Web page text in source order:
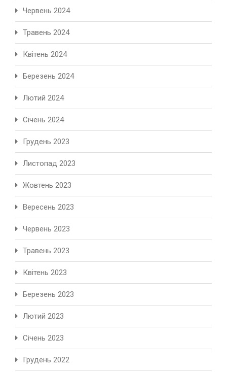
Червень 2024
Травень 2024
Квітень 2024
Березень 2024
Лютий 2024
Січень 2024
Грудень 2023
Листопад 2023
Жовтень 2023
Вересень 2023
Червень 2023
Травень 2023
Квітень 2023
Березень 2023
Лютий 2023
Січень 2023
Грудень 2022